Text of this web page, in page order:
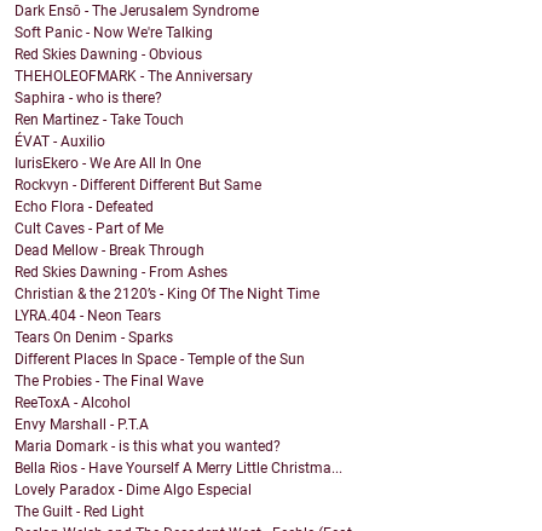
Dark Ensō - The Jerusalem Syndrome
Soft Panic - Now We're Talking
Red Skies Dawning - Obvious
THEHOLEOFMARK - The Anniversary
Saphira - who is there?
Ren Martinez - Take Touch
ÉVAT - Auxilio
IurisEkero - We Are All In One
Rockvyn - Different Different But Same
Echo Flora - Defeated
Cult Caves - Part of Me
Dead Mellow - Break Through
Red Skies Dawning - From Ashes
Christian & the 2120’s - King Of The Night Time
LYRA.404 - Neon Tears
Tears On Denim - Sparks
Different Places In Space - Temple of the Sun
The Probies - The Final Wave
ReeToxA - Alcohol
Envy Marshall - P.T.A
Maria Domark - is this what you wanted?
Bella Rios - Have Yourself A Merry Little Christma...
Lovely Paradox - Dime Algo Especial
The Guilt - Red Light